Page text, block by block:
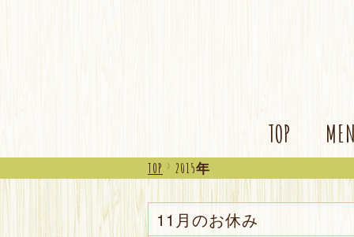
TOP
TOP > 2015年
11月のお休み